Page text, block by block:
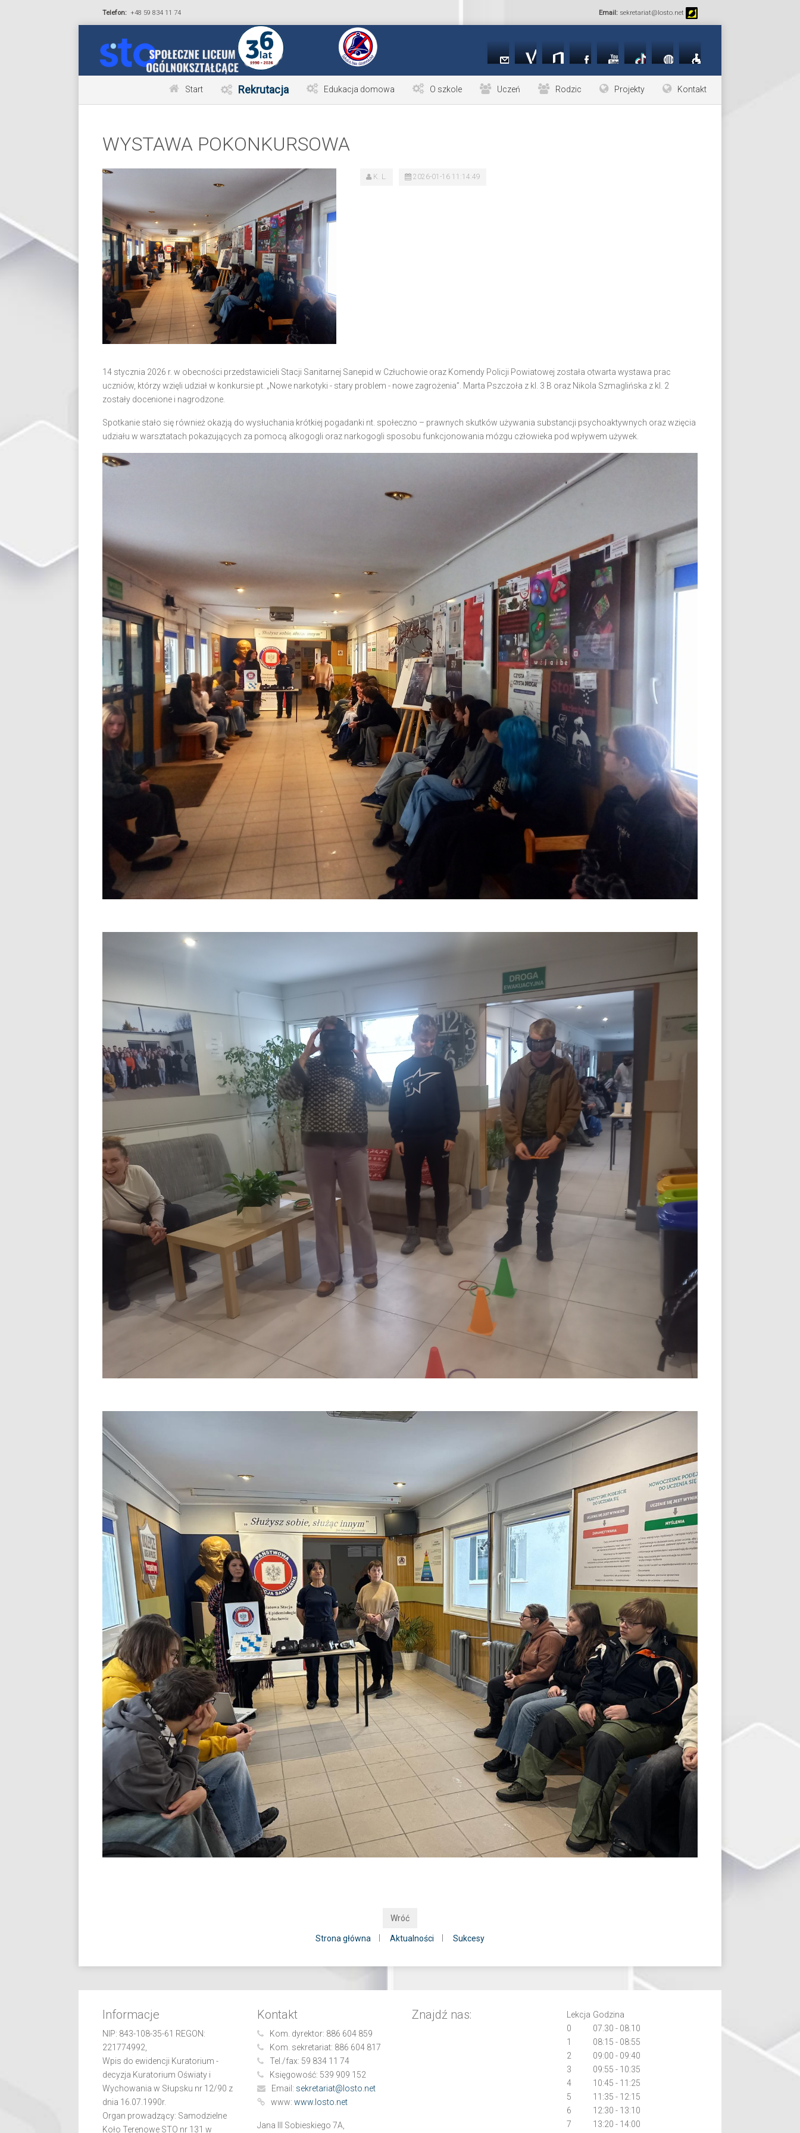
Telefon: +48 59 834 11 74 Email: sekretariat@losto.net
Start Rekrutacja Edukacja domowa O szkole Uczeń Rodzic Projekty Kontakt
WYSTAWA POKONKURSOWA
K. L. 2026-01-16 11:14:49
14 stycznia 2026 r. w obecności przedstawicieli Stacji Sanitarnej Sanepid w Człuchowie oraz Komendy Policji Powiatowej została otwarta wystawa prac
uczniów, którzy wzięli udział w konkursie pt. „Nowe narkotyki - stary problem - nowe zagrożenia”. Marta Pszczoła z kl. 3 B oraz Nikola Szmaglińska z kl. 2
zostały docenione i nagrodzone.
Spotkanie stało się również okazją do wysłuchania krótkiej pogadanki nt. społeczno – prawnych skutków używania substancji psychoaktywnych oraz wzięcia
udziału w warsztatach pokazujących za pomocą alkogogli oraz narkogogli sposobu funkcjonowania mózgu człowieka pod wpływem używek.
Wróć
Strona główna Aktualności Sukcesy
Informacje
NIP: 843-108-35-61 REGON:
221774992,
Wpis do ewidencji Kuratorium -
decyzja Kuratorium Oświaty i
Wychowania w Słupsku nr 12/90 z
dnia 16.07.1990r.
Organ prowadzący: Samodzielne
Koło Terenowe STO nr 131 w
Kontakt
Kom. dyrektor: 886 604 859
Kom. sekretariat: 886 604 817
Tel./fax: 59 834 11 74
Księgowość: 539 909 152
Email: sekretariat@losto.net
www: www.losto.net
Jana III Sobieskiego 7A,
Znajdź nas:
Lekcja
0
1
2
3
4
5
6
7
Godzina
07.30 - 08.10
08:15 - 08:55
09:00 - 09:40
09:55 - 10:35
10:45 - 11:25
11:35 - 12:15
12:30 - 13:10
13:20 - 14:00